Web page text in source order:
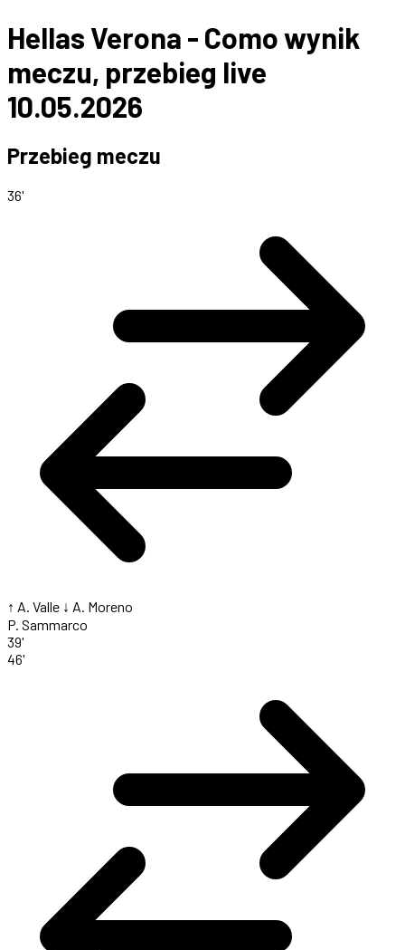
Hellas Verona - Como wynik
meczu, przebieg live
10.05.2026
Przebieg meczu
36'
↑ A. Valle ↓ A. Moreno
P. Sammarco
39'
46'